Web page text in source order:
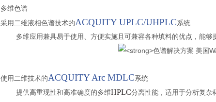
多维色谱
采用二维液相色谱技术的ACQUITY UPLC/UHPLC系统
多维应用兼具易于使用、方便实施且可兼容各种填料的优点，能够
使用二维技术的ACQUITY Arc MDLC系统
提供高重现性和高准确度的多维HPLC分离性能，适用于分析复杂